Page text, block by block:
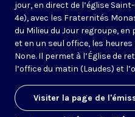
jour, en direct de l’église
4e), avec les Fraternités
du Milieu du Jour regroupe,
et en un seul office, les
None. Il permet à l’Église de
l’office du matin (Laudes) et
Visiter la page de